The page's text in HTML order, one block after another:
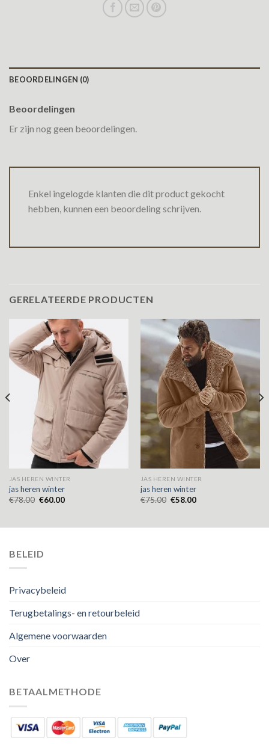
BEOORDELINGEN (0)
Beoordelingen
Er zijn nog geen beoordelingen.
Enkel ingelogde klanten die dit product gekocht
hebben, kunnen een beoordeling schrijven.
GERELATEERDE PRODUCTEN
JAS HEREN WINTER
jas heren winter
€78.00 €60.00
JAS HEREN WINTER
jas heren winter
€75.00 €58.00
BELEID
Privacybeleid
Terugbetalings- en retourbeleid
Algemene voorwaarden
Over
BETAALMETHODE